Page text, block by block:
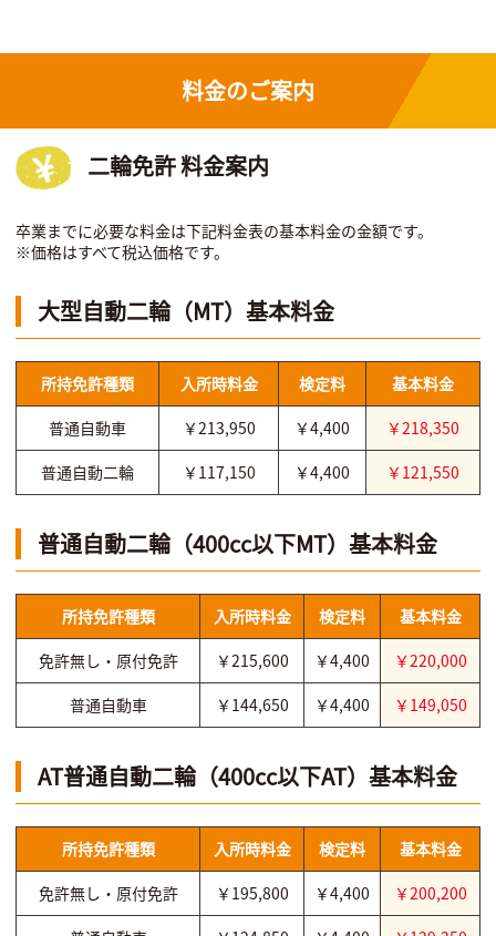
料金のご案内
二輪免許 料金案内
卒業までに必要な料金は下記料金表の基本料金の金額です。
※価格はすべて税込価格です。
大型自動二輪（MT）基本料金
所持免許種類 入所時料金 検定料
基本料金
普通自動車
￥213,950 ￥4,400
￥218,350
普通自動二輪
￥117,150 ￥4,400 ￥121,550
普通自動二輪（400cc以下MT）基本料金
所持免許種類 入所時料金 検定料
基本料金
免許無し・原付免許
￥215,600 ￥4,400
￥220,000
普通自動車
￥144,650 ￥4,400 ￥149,050
AT普通自動二輪（400cc以下AT）基本料金
所持免許種類 入所時料金 検定料
基本料金
免許無し・原付免許
￥195,800 ￥4,400
￥200,200